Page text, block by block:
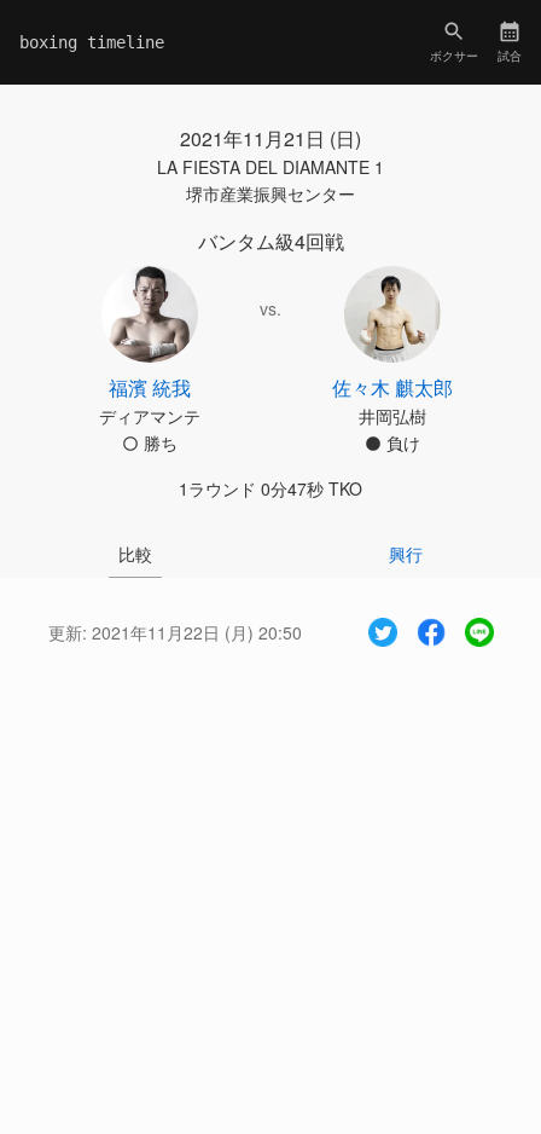
boxing timeline
ボクサー 試合
2021年11月21日 (日)
LA FIESTA DEL DIAMANTE 1
堺市産業振興センター
バンタム級4回戦
福濱 統我
ディアマンテ
勝ち
vs.
佐々木 麒太郎
井岡弘樹
負け
1ラウンド 0分47秒 TKO
比較 興行
更新: 2021年11月22日 (月) 20:50